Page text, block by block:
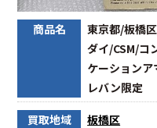
商品名 東京都/板橋
ダイ/CSM/コ
ケーション
レバン限定
買取地域 板橋区